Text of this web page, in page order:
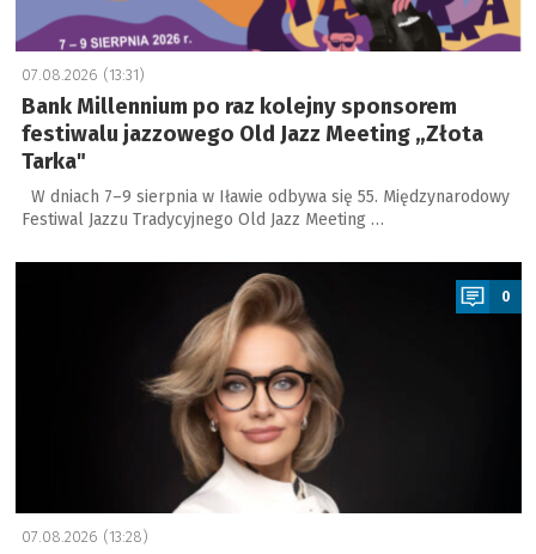
07.08.2026 (13:31)
Bank Millennium po raz kolejny sponsorem
festiwalu jazzowego Old Jazz Meeting „Złota
Tarka"
W dniach 7–9 sierpnia w Iławie odbywa się 55. Międzynarodowy
Festiwal Jazzu Tradycyjnego Old Jazz Meeting …
a
0
07.08.2026 (13:28)